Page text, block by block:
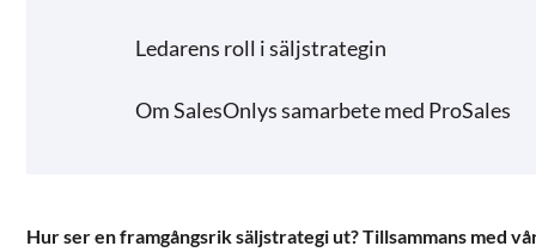
Ledarens roll i säljstrategin
Om SalesOnlys samarbete med ProSales
Hur ser en framgångsrik säljstrategi ut? Tillsammans med